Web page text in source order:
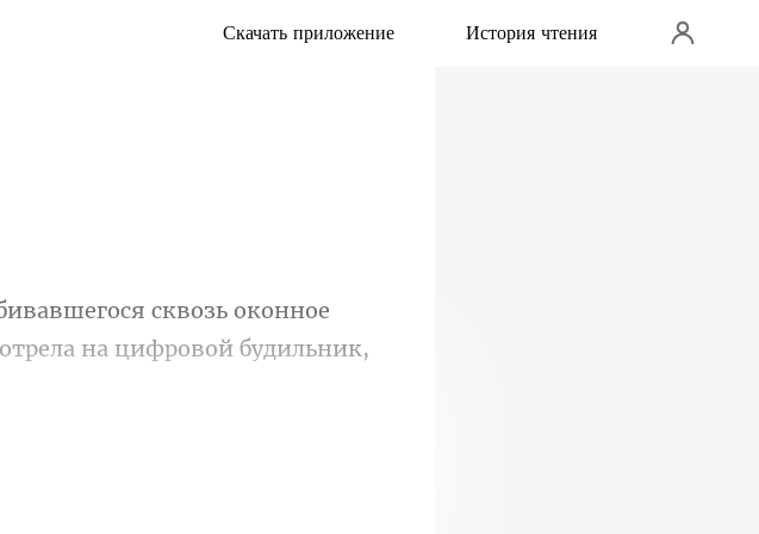
Скачать приложение История чтения
возь оконное